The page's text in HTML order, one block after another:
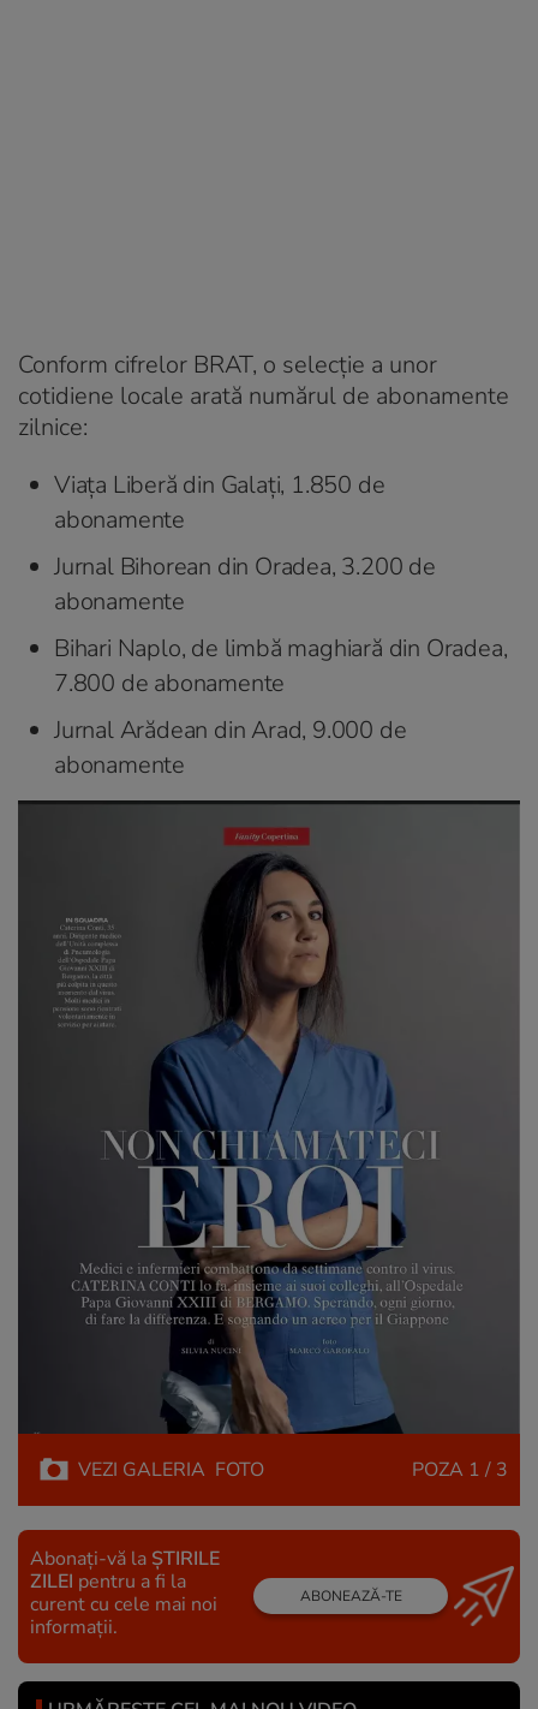
Conform cifrelor BRAT, o selecție a unor
cotidiene locale arată numărul de abonamente
zilnice:
Viața Liberă din Galați, 1.850 de
abonamente
Jurnal Bihorean din Oradea, 3.200 de
abonamente
Bihari Naplo, de limbă maghiară din Oradea,
7.800 de abonamente
Jurnal Arădean din Arad, 9.000 de
abonamente
VEZI GALERIA FOTO POZA 1 / 3
Abonați-vă la ȘTIRILE
ZILEI pentru a fi la
curent cu cele mai noi
informații.
ABONEAZĂ-TE